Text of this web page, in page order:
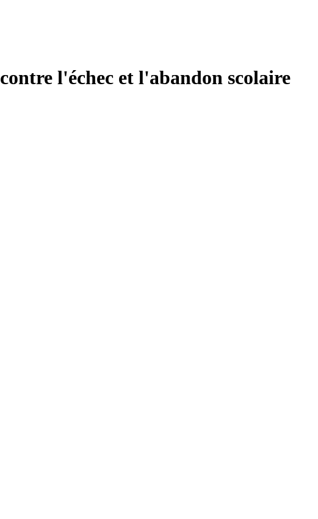
l'échec et l'abandon scolaire